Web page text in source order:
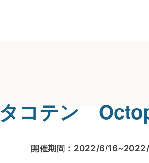
タコテン
開催期間：2022/6/